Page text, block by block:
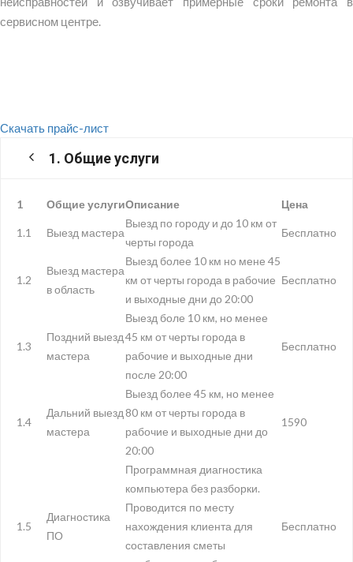
сервисном центре.
Скачать прайс-лист
1. Общие услуги
1 Общие услугиОписание Цена
1.1 Выезд мастера
Выезд по городу и до 10 км от
черты города
Бесплатно
1.2
Выезд мастера
в область
Выезд более 10 км но мене 45
км от черты города в рабочие
и выходные дни до 20:00
Бесплатно
1.3
Поздний выезд
мастера
Выезд боле 10 км, но менее
45 км от черты города в
рабочие и выходные дни
после 20:00
Бесплатно
1.4
Дальний выезд
мастера
Выезд более 45 км, но менее
80 км от черты города в
рабочие и выходные дни до
20:00
1590
1.5
Диагностика
ПО
Программная диагностика
компьютера без разборки.
Проводится по месту
нахождения клиента для
составления сметы
Бесплатно